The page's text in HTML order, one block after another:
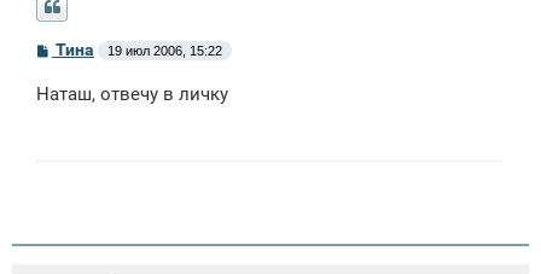
С
б
Тина 19 июл 2006, 15:22
Наташ, отвечу в личку